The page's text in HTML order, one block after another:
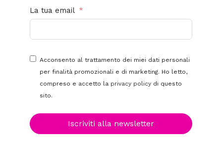
La tua email
Acconsento al trattamento dei miei dati personali
per finalità promozionali e di marketing. Ho letto,
compreso e accetto la privacy policy di questo
sito.
Iscriviti alla newsletter